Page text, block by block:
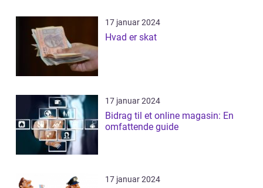
17 januar 2024
Hvad er skat
17 januar 2024
Bidrag til et online magasin: En
omfattende guide
17 januar 2024